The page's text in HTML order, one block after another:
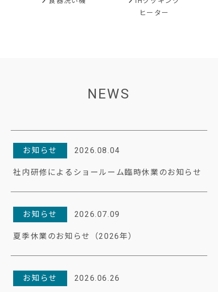
ヒーター
NEWS
お知らせ 2026.08.04
社内研修によるショールーム臨時休業のお知らせ
お知らせ 2026.07.09
夏季休業のお知らせ（2026年）
お知らせ 2026.06.26